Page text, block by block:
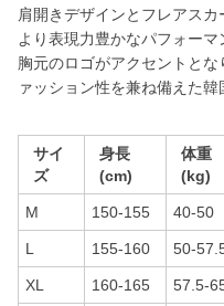
肩開きデザインとフレアスカ
より表現力豊かなパフォーマ
胸元のロゴがアクセントと
ァッション性を兼ね備えた韓
サイ
ズ
身長
(cm)
体重
(kg)
M 150-155 40-50
L 155-160 50-
XL 160-165 57.5-